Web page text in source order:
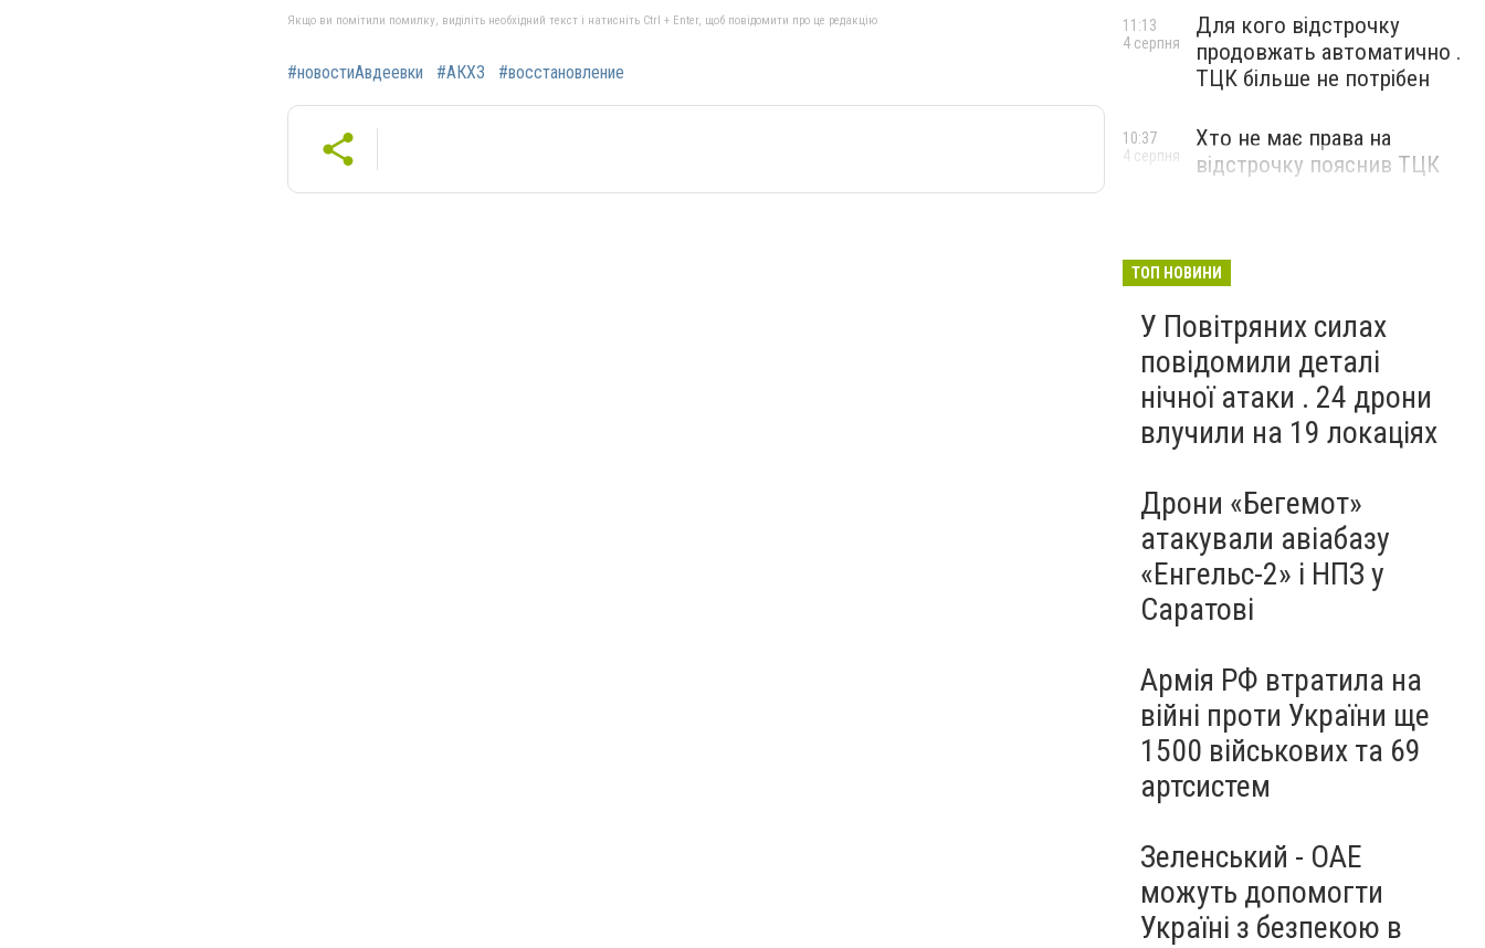
Якщо ви помітили помилку, виділіть необхідний текст і натисніть Ctrl + Enter, щоб повідомити про це редакцію
#новостиАвдеевки #АКХЗ #восстановление
Для кого відстрочку
продовжать автоматично .
ТЦК більше не потрібен
11:13
4 серпня
Хто не має права на
відстрочку пояснив ТЦК
10:37
4 серпня
ТОП НОВИНИ
У Повітряних силах
повідомили деталі
нічної атаки . 24 дрони
влучили на 19 локаціях
Дрони «Бегемот»
атакували авіабазу
«Енгельс-2» і НПЗ у
Саратові
Армія РФ втратила на
війні проти України ще
1500 військових та 69
артсистем
Зеленський - ОАЕ
можуть допомогти
Україні з безпекою в